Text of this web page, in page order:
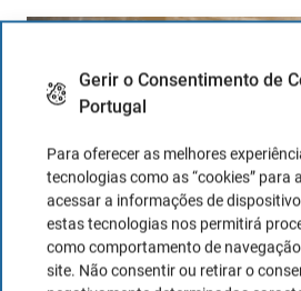
Gerir o Consentimento de
Portugal
Para oferecer as melhores
tecnologias como as “cookies” para
acessar a informações de
estas tecnologias nos permitirá
como comportamento de
site. Não consentir ou retirar o